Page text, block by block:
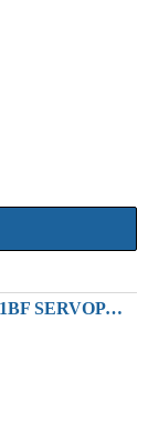
REPARATUR YASKAWA CACR-SR10SB1BF SERVOPACK 1.0KW 240VAC